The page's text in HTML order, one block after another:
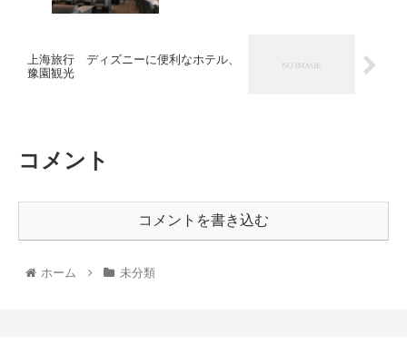
上海旅行 ディズニーに便利なホテル、
豫園観光
コメント
コメントを書き込む
ホーム 未分類